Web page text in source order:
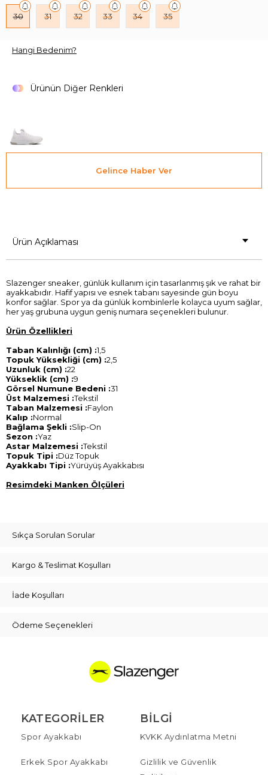
30 31 32 33 34 35
Hangi Bedenim?
Ürünün Diğer Renkleri
Gelince Haber Ver
Ürün Açıklaması
Slazenger sneaker, günlük kullanım için tasarlanmış şık ve rahat bir
ayakkabıdır. Hafif yapısı ve esnek tabanı sayesinde gün boyu
konfor sağlar. Spor ya da günlük kombinlerle kolayca uyum sağlar,
her yaş grubuna uygun geniş numara seçenekleri bulunur.
Ürün Özellikleri
Taban Kalınlığı (cm) :1,5
Topuk Yüksekliği (cm) :2,5
Uzunluk (cm) :22
Yükseklik (cm) :9
Görsel Numune Bedeni :31
Üst Malzemesi :Tekstil
Taban Malzemesi :Faylon
Kalıp :Normal
Bağlama Şekli :Slip-On
Sezon :Yaz
Astar Malzemesi :Tekstil
Topuk Tipi :Düz Topuk
Ayakkabı Tipi :Yürüyüş Ayakkabısı
Resimdeki Manken Ölçüleri
Sıkça Sorulan Sorular
Kargo & Teslimat Koşulları
İade Koşulları
Ödeme Seçenekleri
KATEGORILER
Spor Ayakkabı
Erkek Spor Ayakkabı
BILGI
KVKK Aydınlatma Metni
Gizlilik ve Güvenlik